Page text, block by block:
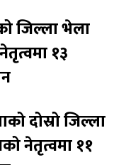
जिल्ला भेला
१३
दोस्रो जिल्ला
नेतृत्वमा ११